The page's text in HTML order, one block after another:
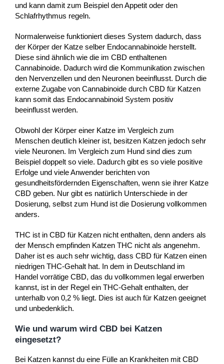
und kann damit zum Beispiel den Appetit oder den
Schlafrhythmus regeln.
Normalerweise funktioniert dieses System dadurch, dass
der Körper der Katze selber Endocannabinoide herstellt.
Diese sind ähnlich wie die im CBD enthaltenen
Cannabinoide. Dadurch wird die Kommunikation zwischen
den Nervenzellen und den Neuronen beeinflusst. Durch die
externe Zugabe von Cannabinoide durch CBD für Katzen
kann somit das Endocannabinoid System positiv
beeinflusst werden.
Obwohl der Körper einer Katze im Vergleich zum
Menschen deutlich kleiner ist, besitzen Katzen jedoch sehr
viele Neuronen. Im Vergleich zum Hund sind dies zum
Beispiel doppelt so viele. Dadurch gibt es so viele positive
Erfolge und viele Anwender berichten von
gesundheitsfördernden Eigenschaften, wenn sie ihrer Katze
CBD geben. Nur gibt es natürlich Unterschiede in der
Dosierung, selbst zum Hund ist die Dosierung vollkommen
anders.
THC ist in CBD für Katzen nicht enthalten, denn anders als
der Mensch empfinden Katzen THC nicht als angenehm.
Daher ist es auch sehr wichtig, dass CBD für Katzen einen
niedrigen THC-Gehalt hat. In dem in Deutschland im
Handel vorrätige CBD, das du vollkommen legal erwerben
kannst, ist in der Regel ein THC-Gehalt enthalten, der
unterhalb von 0,2 % liegt. Dies ist auch für Katzen geeignet
und unbedenklich.
Wie und warum wird CBD bei Katzen
eingesetzt?
Bei Katzen kannst du eine Fülle an Krankheiten mit CBD